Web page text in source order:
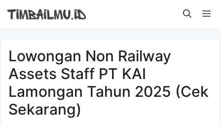
Lowongan Non Railway
Assets Staff PT KAI
Lamongan Tahun 2025 (Cek
Sekarang)